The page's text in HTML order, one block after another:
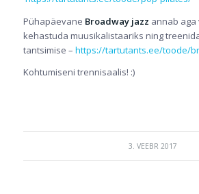
Pühapäevane Broadway jazz annab aga
kehastuda muusikalistaariks ning
tantsimise – https://tartutants.ee/toode/
Kohtumiseni trennisaalis! :)
3. VEEBR 2017